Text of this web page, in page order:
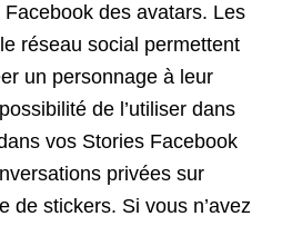
Facebook des avatars. Les
réseau social permettent
un personnage à leur
de l’utiliser dans
vos Stories Facebook
privées sur
de stickers. Si vous n’avez